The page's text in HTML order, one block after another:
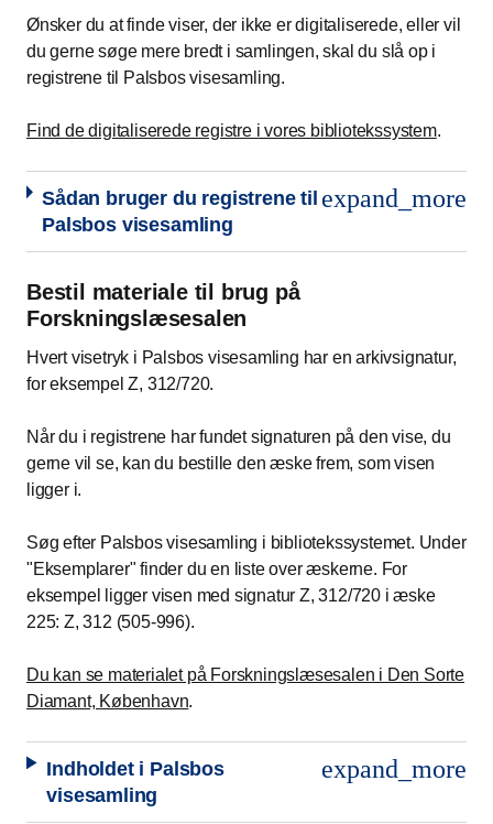
Ønsker du at finde viser, der ikke er digitaliserede, eller vil
du gerne søge mere bredt i samlingen, skal du slå op i
registrene til Palsbos visesamling.
Find de digitaliserede registre i vores bibliotekssystem.
Sådan bruger du registrene til
Palsbos visesamling
expand_more
Bestil materiale til brug på
Forskningslæsesalen
Hvert visetryk i Palsbos visesamling har en arkivsignatur,
for eksempel Z, 312/720.
Når du i registrene har fundet signaturen på den vise, du
gerne vil se, kan du bestille den æske frem, som visen
ligger i.
Søg efter Palsbos visesamling i bibliotekssystemet. Under
"Eksemplarer" finder du en liste over æskerne. For
eksempel ligger visen med signatur Z, 312/720 i æske
225: Z, 312 (505-996).
Du kan se materialet på Forskningslæsesalen i Den Sorte
Diamant, København.
Indholdet i Palsbos
visesamling
expand_more